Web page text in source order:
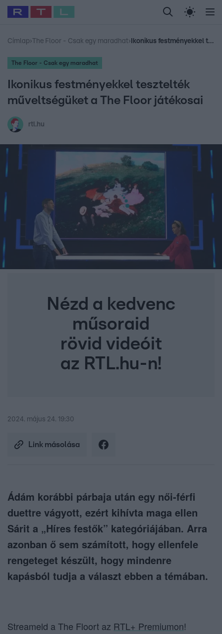
Legfrissebb RTL Híradó Randi Celeb vagyok,
Babits Marcella Most Wanted Gallusz
Címlap› The Floor - Csak egy maradhat› Ikonikus festményekkel tesztelték műveltségüket a The Floor játékosai
The Floor - Csak egy maradhat
Ikonikus festményekkel tesztelték
műveltségüket a The Floor játékosai
rtl.hu
Nézd a kedvenc
műsoraid
rövid videóit
az RTL.hu-n!
2024. május 24. 19:30
Link másolása
Ádám korábbi párbaja után egy női-férfi
duettre vágyott, ezért kihívta maga ellen
Sárit a „Híres festők” kategóriájában. Arra
azonban ő sem számított, hogy ellenfele
rengeteget készült, hogy mindenre
kapásból tudja a választ ebben a témában.
Streameld a The Floort az RTL+ Premiumon!